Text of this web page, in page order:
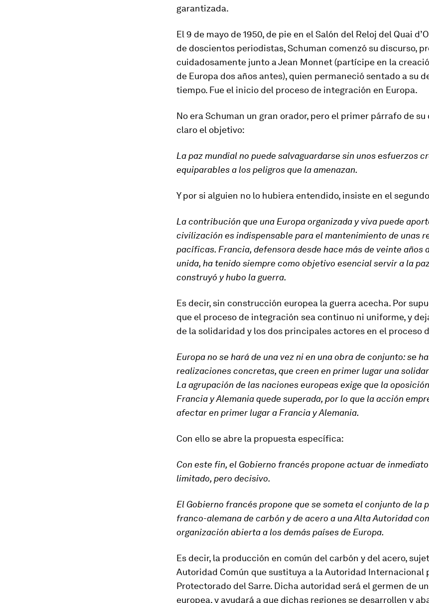
garantizada.
El 9 de mayo de 1950, de pie en el Salón del Reloj del Quai
de doscientos periodistas, Schuman comenzó su discurso,
cuidadosamente junto a Jean Monnet (partícipe en la
de Europa dos años antes), quien permaneció sentado a su
tiempo. Fue el inicio del proceso de integración en Europa.
No era Schuman un gran orador, pero el primer párrafo de su
claro el objetivo:
La paz mundial no puede salvaguardarse sin unos esfuerzos
equiparables a los peligros que la amenazan.
Y por si alguien no lo hubiera entendido, insiste en el
La contribución que una Europa organizada y viva puede
civilización es indispensable para el mantenimiento de unas
pacíficas. Francia, defensora desde hace más de veinte años
unida, ha tenido siempre como objetivo esencial servir a la
construyó y hubo la guerra.
Es decir, sin construcción europea la guerra acecha. Por
que el proceso de integración sea continuo ni uniforme, y
de la solidaridad y los dos principales actores en el proceso
Europa no se hará de una vez ni en una obra de conjunto: se
realizaciones concretas, que creen en primer lugar una
La agrupación de las naciones europeas exige que la
Francia y Alemania quede superada, por lo que la acción
afectar en primer lugar a Francia y Alemania.
Con ello se abre la propuesta específica:
Con este fin, el Gobierno francés propone actuar de
limitado, pero decisivo.
El Gobierno francés propone que se someta el conjunto de la
franco-alemana de carbón y de acero a una Alta Autoridad
organización abierta a los demás países de Europa.
Es decir, la producción en común del carbón y del acero,
Autoridad Común que sustituya a la Autoridad Internacional
Protectorado del Sarre. Dicha autoridad será el germen de
europea, y ayudará a que dichas regiones se desarrollen y